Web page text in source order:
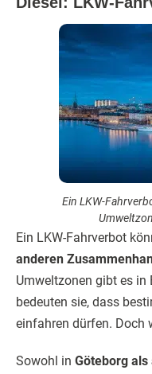
Ein LKW-
Ein LKW-Fahrverbot
anderen
Umweltzonen gibt es
bedeuten sie, dass
einfahren dürfen. Doch
Sowohl in Göteborg